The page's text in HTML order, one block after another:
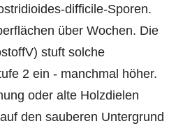
difficile-Sporen.
über Wochen. Die
stuft solche
2 ein - manchmal höher.
oder alte Holzdielen
den sauberen Untergrund